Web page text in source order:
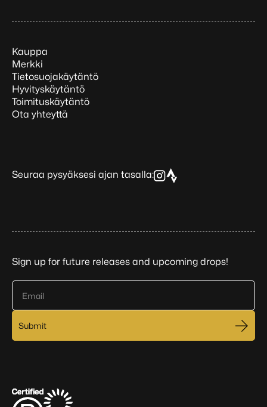
Kauppa
Merkki
Tietosuojakäytäntö
Hyvityskäytäntö
Toimituskäytäntö
Ota yhteyttä
Seuraa pysyäksesi ajan tasalla:
Sign up for future releases and upcoming drops!
Email
Submit